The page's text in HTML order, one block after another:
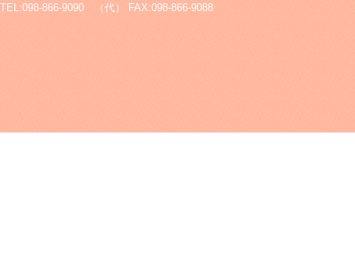
TEL:098-866-9090 （代） FAX:098-866-9088